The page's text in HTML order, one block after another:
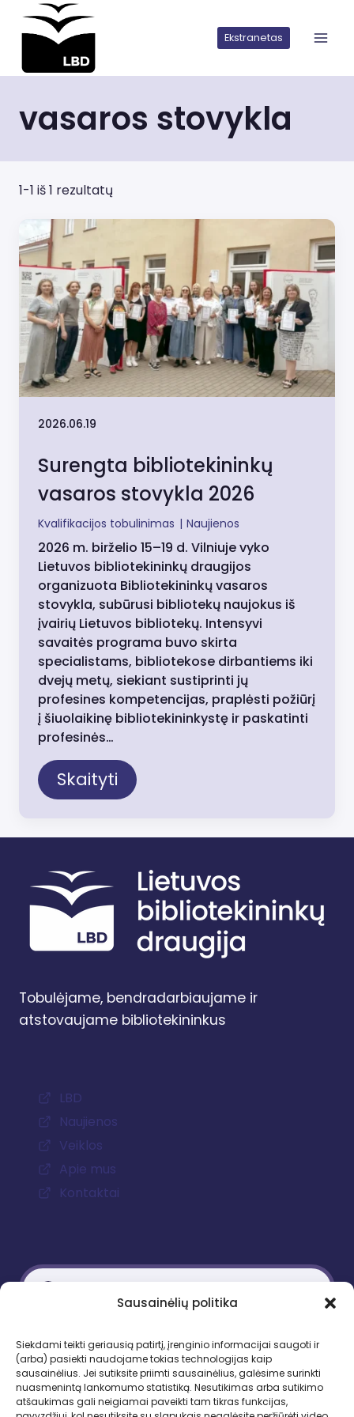
Sausainėlių politika
Siekdami teikti geriausią patirtį, įrenginio informacijai saugoti ir
(arba) pasiekti naudojame tokias technologijas kaip
sausainėlius. Jei sutiksite priimti sausainėlius, galėsime surinkti
nuasmenintą lankomumo statistiką. Nesutikimas arba sutikimo
atšaukimas gali neigiamai paveikti tam tikras funkcijas,
pereiti
turinio
Ekstranetas
vasaros stovykla
1-1 iš 1 rezultatų
2026.06.19
Surengta bibliotekininkų
vasaros stovykla 2026
Kvalifikacijos tobulinimas | Naujienos
2026 m. birželio 15–19 d. Vilniuje vyko
Lietuvos bibliotekininkų draugijos
organizuota Bibliotekininkų vasaros
stovykla, subūrusi bibliotekų naujokus iš
įvairių Lietuvos bibliotekų. Intensyvi
savaitės programa buvo skirta
specialistams, bibliotekose dirbantiems iki
dvejų metų, siekiant sustiprinti jų
profesines kompetencijas, praplėsti požiūrį
į šiuolaikinę bibliotekininkystę ir paskatinti
profesinės…
Skaityti
Tobulėjame, bendradarbiaujame ir
atstovaujame bibliotekininkus
LBD
Naujienos
Veiklos
Apie mus
Kontaktai
Gedimino pr. 51, LT-01109 Vilnius
Tel. +370 683 95403
El. paštas: lbd.sekretore@gmail.com